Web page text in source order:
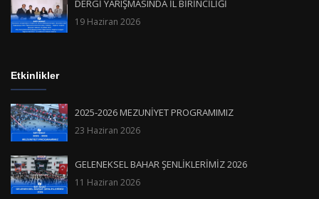
DERGİ YARIŞMASINDA İL BİRİNCİLİĞİ
19 Haziran 2026
Etkinlikler
2025-2026 MEZUNİYET PROGRAMIMIZ
23 Haziran 2026
GELENEKSEL BAHAR ŞENLİKLERİMİZ 2026
11 Haziran 2026